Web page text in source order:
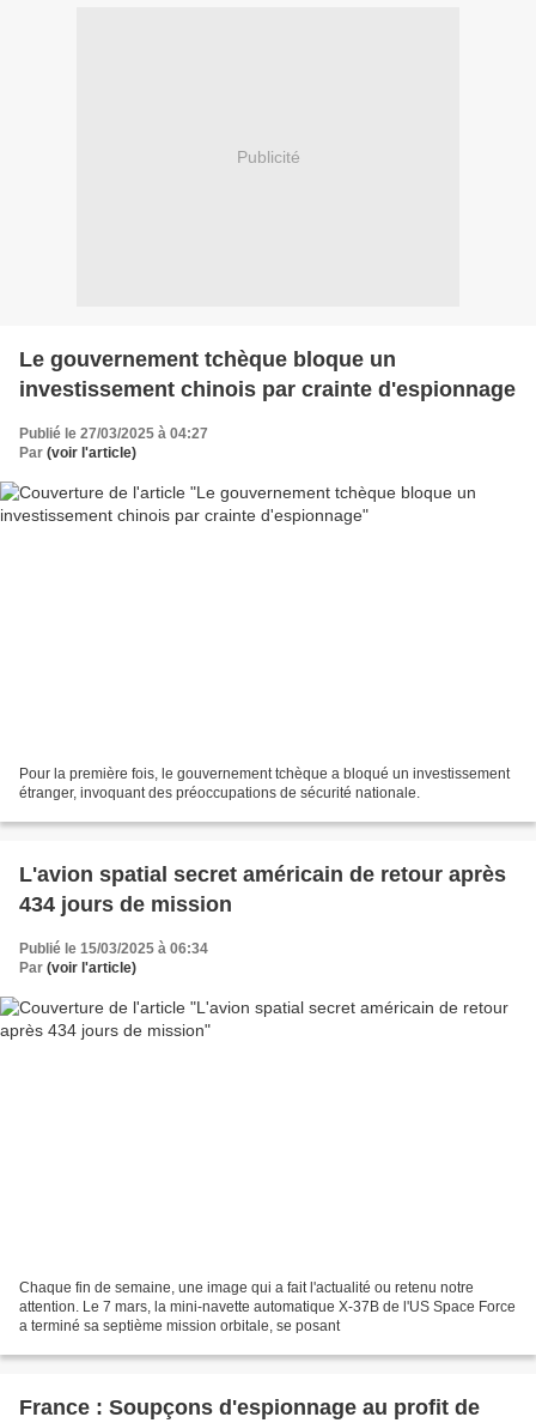
Publicité
Le gouvernement tchèque bloque un
investissement chinois par crainte d'espionnage
Publié le 27/03/2025 à 04:27
Par (voir l'article)
Pour la première fois, le gouvernement tchèque a bloqué un investissement
étranger, invoquant des préoccupations de sécurité nationale.
L'avion spatial secret américain de retour après
434 jours de mission
Publié le 15/03/2025 à 06:34
Par (voir l'article)
Chaque fin de semaine, une image qui a fait l'actualité ou retenu notre
attention. Le 7 mars, la mini-navette automatique X-37B de l'US Space Force
a terminé sa septième mission orbitale, se posant
France : Soupçons d'espionnage au profit de